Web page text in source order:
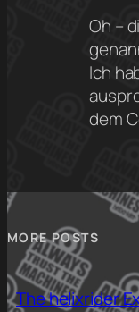
Oh –
Ich
dem
MORE POSTS
The helixrider